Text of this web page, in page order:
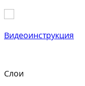
Видеоинструкция
Слои